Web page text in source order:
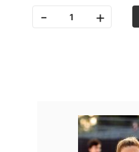
- +